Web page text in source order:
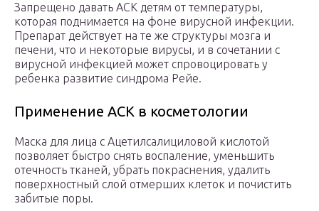
Запрещено давать АСК детям от температуры,
которая поднимается на фоне вирусной инфекции.
Препарат действует на те же структуры мозга и
печени, что и некоторые вирусы, и в сочетании с
вирусной инфекцией может спровоцировать у
ребенка развитие синдрома Рейе.
Применение АСК в косметологии
Маска для лица с Ацетилсалициловой кислотой
позволяет быстро снять воспаление, уменьшить
отечность тканей, убрать покраснения, удалить
поверхностный слой отмерших клеток и почистить
забитые поры.